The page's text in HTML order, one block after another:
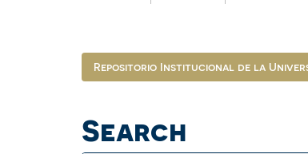
Repositorio Institucional de la
Search